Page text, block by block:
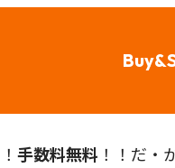
手数料無料 ！！だ・